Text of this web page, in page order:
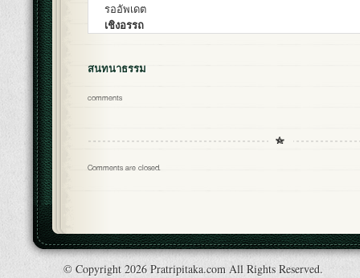
รออัพเดต
เชิงอรรถ
สนทนาธรรม
comments
Comments are closed.
© Copyright 2026 Pratripitaka.com All Rights Reserved.